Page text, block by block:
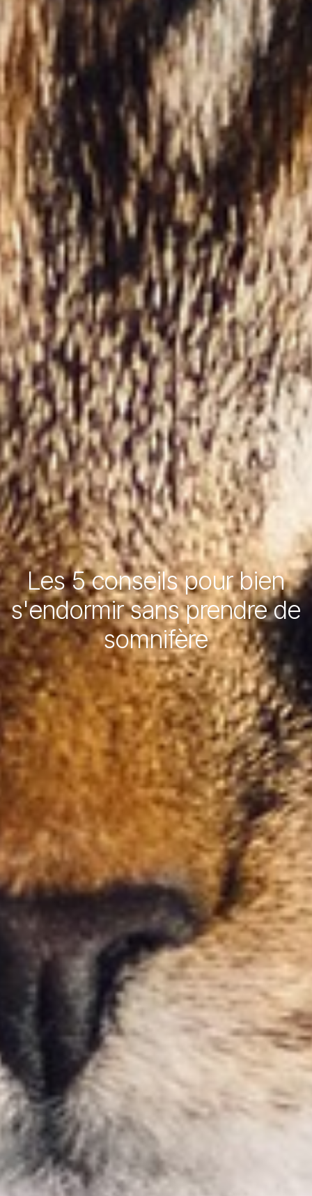
Les 5 conseils pour bien
s'endormir sans prendre de
somnifère